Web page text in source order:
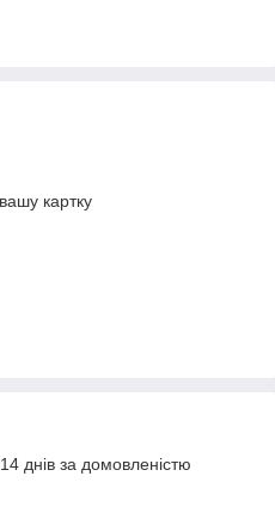
картку
днів за домовленістю